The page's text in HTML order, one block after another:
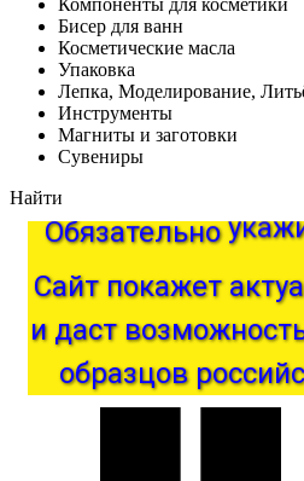
Компоненты для косметики
Бисер для ванн
Косметические масла
Упаковка
Лепка, Моделирование,
Инструменты
Магниты и заготовки
Сувениры
Найти
Обязательно
Сайт покажет
и даст
образцов